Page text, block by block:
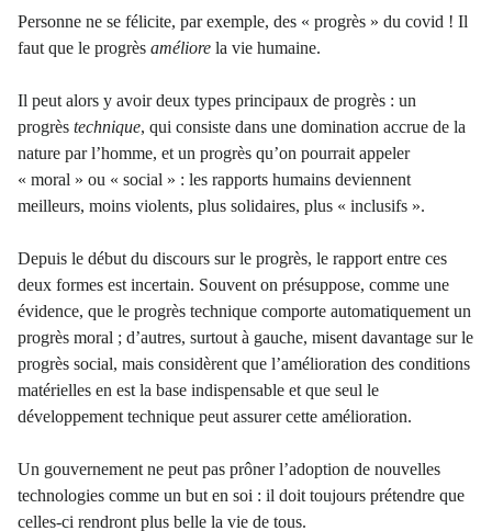
Personne ne se félicite, par exemple, des « progrès » du covid ! Il
faut que le progrès améliore la vie humaine.
Il peut alors y avoir deux types principaux de progrès : un
progrès technique, qui consiste dans une domination accrue de la
nature par l’homme, et un progrès qu’on pourrait appeler
« moral » ou « social » : les rapports humains deviennent
meilleurs, moins violents, plus solidaires, plus « inclusifs ».
Depuis le début du discours sur le progrès, le rapport entre ces
deux formes est incertain. Souvent on présuppose, comme une
évidence, que le progrès technique comporte automatiquement un
progrès moral ; d’autres, surtout à gauche, misent davantage sur le
progrès social, mais considèrent que l’amélioration des conditions
matérielles en est la base indispensable et que seul le
développement technique peut assurer cette amélioration.
Un gouvernement ne peut pas prôner l’adoption de nouvelles
technologies comme un but en soi : il doit toujours prétendre que
celles-ci rendront plus belle la vie de tous.